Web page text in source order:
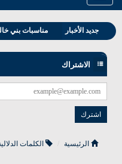
navigation
جديد الأخبار مناسبات بني
الاشتراك
الرئيسية الكلمات